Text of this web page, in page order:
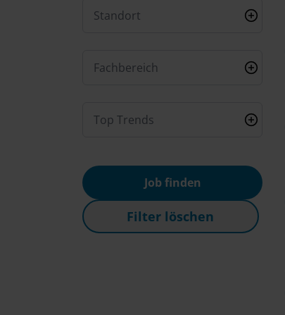
Standort
Fachbereich
Top Trends
Job finden
Filter löschen